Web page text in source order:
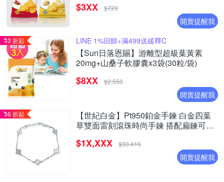
$3XX $720
開賣提醒我
3 折起 LINE 1%回饋+滿499送緩釋C
【Sun日落恩賜】游離型超級葉黃素
20mg+山桑子軟膠囊x3袋(30粒/袋)
$8XX $2,550
開賣提醒我
6 折起
【世紀白金】Pt950鉑金手鍊 白金四葉
草雙面雷刻滾珠時尚手鍊 搭配扁鍊可調
$1X,XXX $30,416
開賣提醒我